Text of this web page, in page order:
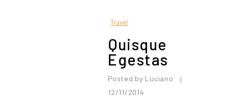
Travel
Quisque
Egestas
Posted by Luciano
|
12/11/2014